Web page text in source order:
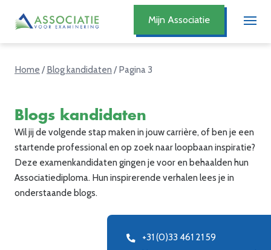
Mijn Associatie
Home /Blog kandidaten /Pagina 3
Blogs kandidaten
Wil jij de volgende stap maken in jouw carrière, of ben je een
startende professional en op zoek naar loopbaan inspiratie?
Deze examenkandidaten gingen je voor en behaalden hun
Associatiediploma. Hun inspirerende verhalen lees je in
onderstaande blogs.
+31 (0)33 461 21 59